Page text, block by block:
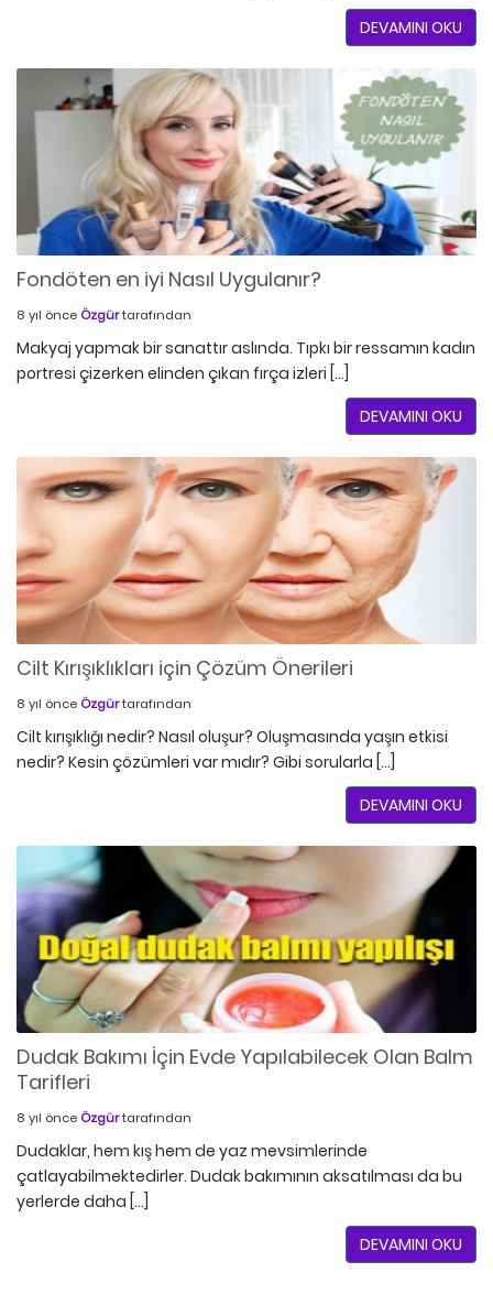
DEVAMINI OKU
Fondöten en iyi Nasıl Uygulanır?
8 yıl önce Özgürtarafından
Makyaj yapmak bir sanattır aslında. Tıpkı bir ressamın kadın
portresi çizerken elinden çıkan fırça izleri […]
DEVAMINI OKU
Cilt Kırışıklıkları için Çözüm Önerileri
8 yıl önce Özgürtarafından
Cilt kırışıklığı nedir? Nasıl oluşur? Oluşmasında yaşın etkisi
nedir? Kesin çözümleri var mıdır? Gibi sorularla […]
DEVAMINI OKU
Dudak Bakımı İçin Evde Yapılabilecek Olan Balm
Tarifleri
8 yıl önce Özgürtarafından
Dudaklar, hem kış hem de yaz mevsimlerinde
çatlayabilmektedirler. Dudak bakımının aksatılması da bu
yerlerde daha […]
DEVAMINI OKU